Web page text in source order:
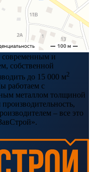
современным и
собственной
до 15 000 м2
работаем с
металлом толщиной
– все это